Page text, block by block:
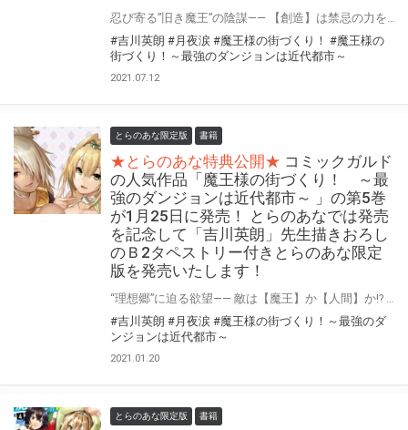
#吉川英朗 #月夜涙 #魔王様の街づくり！ #魔王様の
街づくり！～最強のダンジョンは近代都市～
2021.07.12
とらのあな限定版 書籍
★とらのあな特典公開★ コミックガルド
の人気作品「魔王様の街づくり！ ～最
強のダンジョンは近代都市～ 」の第5巻
が1月25日に発売！ とらのあなでは発売
を記念して「吉川英朗」先生描きおろし
のＢ2タペストリー付きとらのあな限定
版を発売いたします！
#吉川英朗 #月夜涙 #魔王様の街づくり！～最強のダ
ンジョンは近代都市～
2021.01.20
とらのあな限定版 書籍